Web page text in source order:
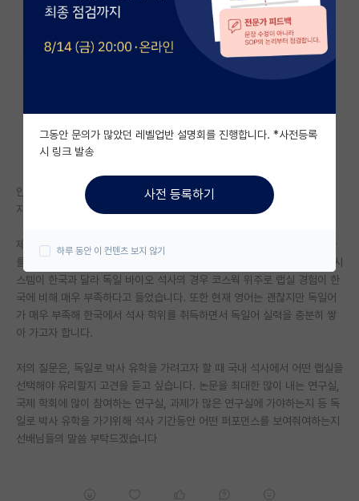
전체글보기
베스트 게시판
자유 게시판(아무개랩)
미국 유학 게시판
미국 대학원 합격 후기 게시판
대학원생 모집 게시판
연구실(PI) 홍보 게시판
석박사 채용 정보 게시판
임용 정보 게시판
학부 인턴 게시판
취업 게시판
임용 후기 게시판
안녕하세요
지거국 생명과학과 4학년 학부생입니다.
제 목표는 독일에서 전공을 살려 취직하고 그곳에 정착하는 것입니다. 석사
를 독일에서부터 하는 경우도 가능은 하겠지만 제가 알아본바로는 독일의 시
스템이 한국과 달라 독일 바이오 석사의 경우 코스웍 위주로 랩실 경험이 한
국에 비해 매우 부족하다고 들었습니다. 또한 현재 영어는 괜찮지만 독일어
가 매우 부족해 한국에서 석사 학위를 취득하면서 독일어 실력을 충분히 쌓
아 가고자 합니다.
저의 질문은, 독일로 박사 유학을 가려고자 할 때 국내 석사에서 어떤 랩실을
선택해야 유리할지 고견을 듣고 싶습니다. 논문을 최대한 많이 내는 연구실,
국제 학회에 많이 참여하는 연구실, 과제가 많은 연구실에 가야하는지 등 독
일로 박사 유학을 가기위해 석사 기간동안 어떤 퍼포먼스를 보여줘여하는지
선배님들의 말씀 부탁드겠습니다
그동안 문의가 많았던 레벨업반 설명회를 진행합니다. *사전등록
시 링크 발송
사전 등록하기
하루 동안 이 컨텐츠 보지 않기